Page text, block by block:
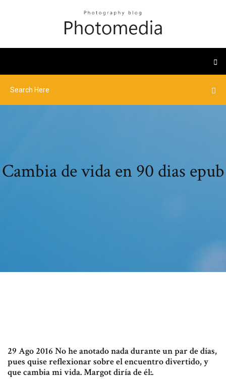
Cambia de vida en 90 dias epub
29 Ago 2016 No he anotado nada durante un par de días,
pues quise reflexionar sobre el encuentro divertido, y
que cambia mi vida. Margot diría de él:.